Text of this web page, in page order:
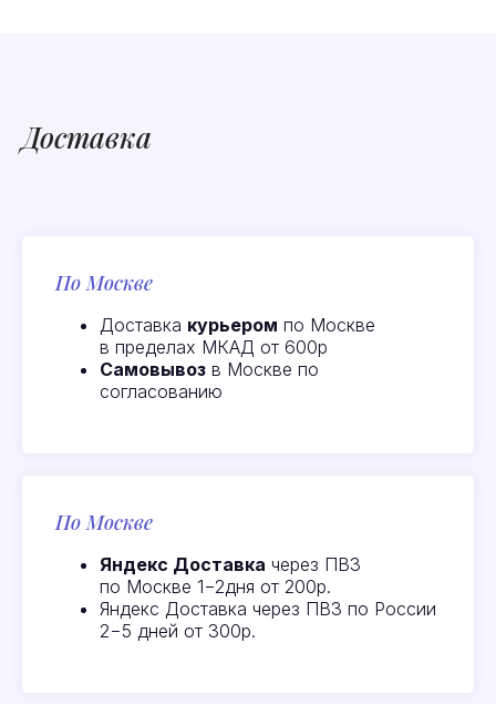
Доставка
По Москве
Доставка курьером по Москве
в пределах МКАД от 600р
Самовывоз в Москве по
согласованию
По Москве
Яндекс Доставка через ПВЗ
по Москве 1−2дня от 200р.
Яндекс Доставка через ПВЗ по России
2−5 дней от 300р.